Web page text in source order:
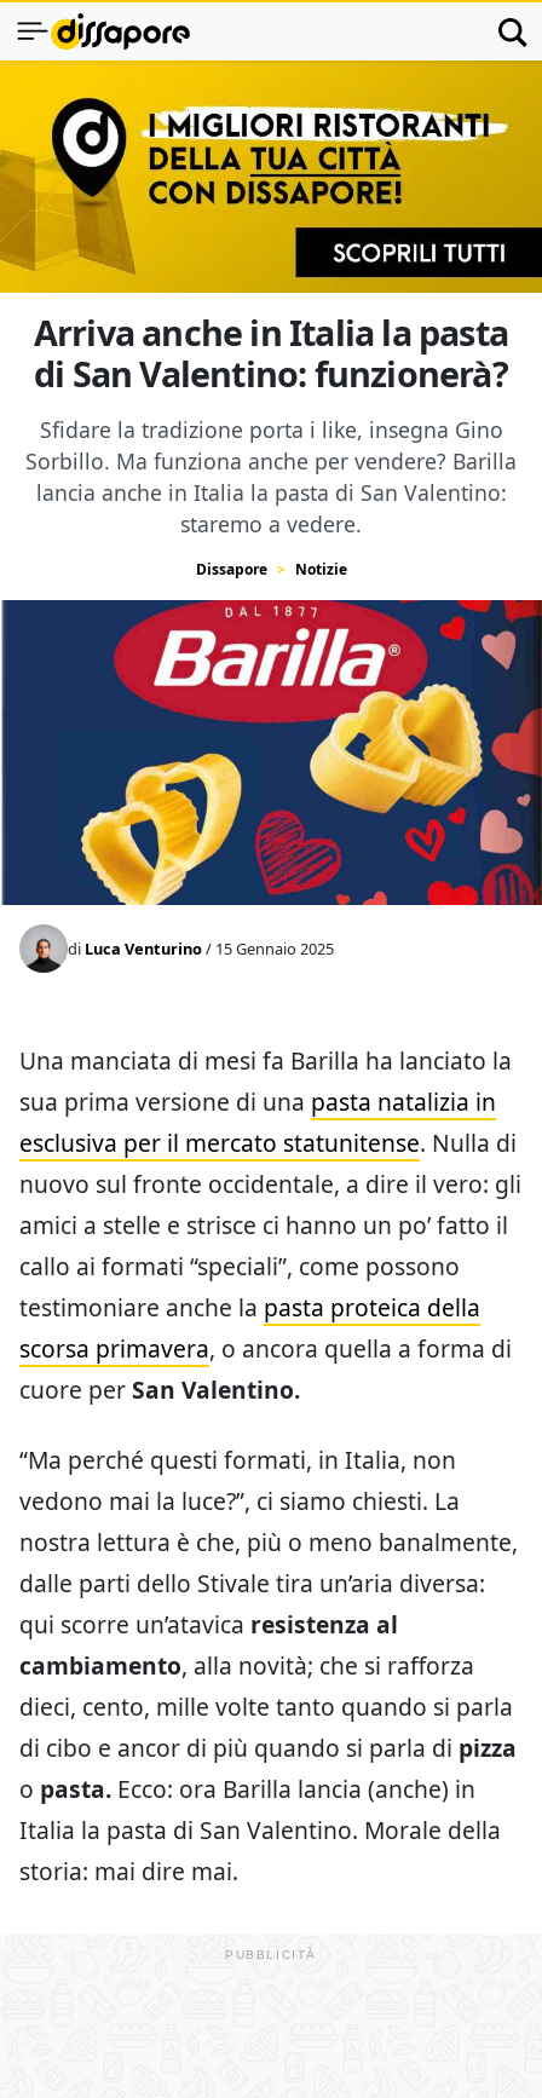
Arriva anche in Italia la pasta
di San Valentino: funzionerà?
Sfidare la tradizione porta i like, insegna Gino
Sorbillo. Ma funziona anche per vendere? Barilla
lancia anche in Italia la pasta di San Valentino:
staremo a vedere.
Dissapore Notizie
di Luca Venturino/ 15 Gennaio 2025
Una manciata di mesi fa Barilla ha lanciato la
sua prima versione di una pasta natalizia in
esclusiva per il mercato statunitense. Nulla di
nuovo sul fronte occidentale, a dire il vero: gli
amici a stelle e strisce ci hanno un po’ fatto il
callo ai formati “speciali”, come possono
testimoniare anche la pasta proteica della
scorsa primavera, o ancora quella a forma di
cuore perSan Valentino.
“Ma perché questi formati, in Italia, non
vedono mai la luce?”, ci siamo chiesti. La
nostra lettura è che, più o meno banalmente,
dalle parti dello Stivale tira un’aria diversa:
qui scorre un’atavica resistenza al
cambiamento, alla novità; che si rafforza
dieci, cento, mille volte tanto quando si parla
di cibo e ancor di più quando si parla di pizza
o pasta. Ecco: ora Barilla lancia (anche) in
Italia la pasta di San Valentino. Morale della
storia: mai dire mai.